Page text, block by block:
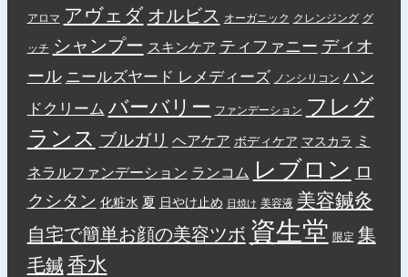
アロマ アヴェダ オルビス オーガニック クレンジング グ
ッチ シャンプー スキンケア ティファニー ディオ
ール ニールズヤード レメディーズ ノンシリコン ハン
ドクリーム バーバリー ファンデーション フレグ
ランス ブルガリ ヘアケア ボディケア マスカラ ミ
ネラルファンデーション ランコム レブロン ロ
クシタン 化粧水 夏 日やけ止め 日焼け 美容液 美容鍼灸
自宅で簡単お顔の美容ツボ 資生堂 限定 集
毛鍼香水